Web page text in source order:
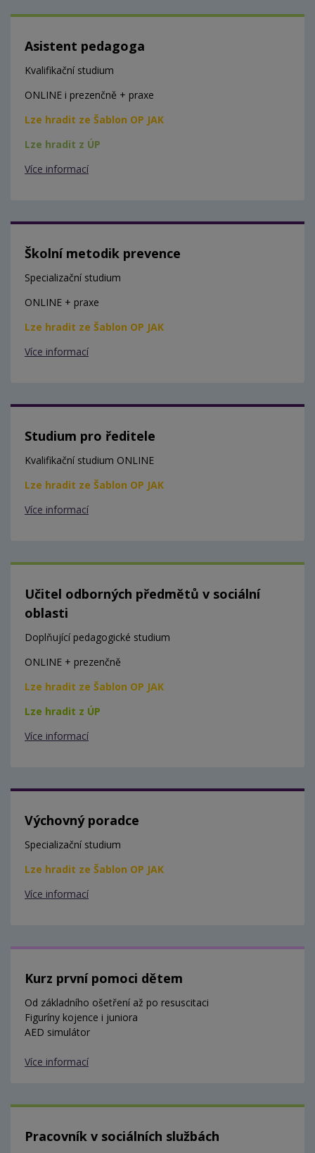
Asistent pedagoga
Kvalifikační studium
ONLINE i prezenčně + praxe
Lze hradit ze Šablon OP JAK
Lze hradit z ÚP
Více informací
Školní metodik prevence
Specializační studium
ONLINE + praxe
Lze hradit ze Šablon OP JAK
Více informací
Studium pro ředitele
Kvalifikační studium ONLINE
Lze hradit ze Šablon OP JAK
Více informací
Učitel odborných předmětů v sociální
oblasti
Doplňující pedagogické studium
ONLINE + prezenčně
Lze hradit ze Šablon OP JAK
Lze hradit z ÚP
Více informací
Výchovný poradce
Specializační studium
Lze hradit ze Šablon OP JAK
Více informací
Kurz první pomoci dětem
Od základního ošetření až po resuscitaci
Figuríny kojence i juniora
AED simulátor
Více informací
Pracovník v sociálních službách